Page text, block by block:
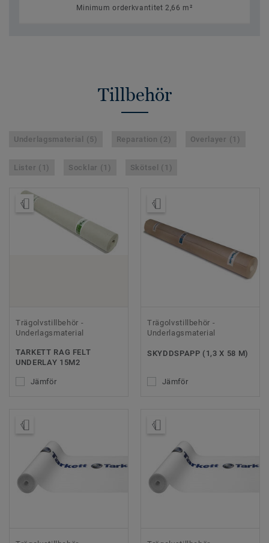
Minimum orderkvantitet 2,66 m²
Tillbehör
Underlagsmaterial (5) Reparation (2) Overlayer (1)
Lister (1) Socklar (1) Skötsel (1)
Beställ prov
Trägolvstillbehör -
Underlagsmaterial
TARKETT RAG FELT
UNDERLAY 15M2
Jämför
Trägolvstillbehör -
Underlagsmaterial
SKYDDSPAPP (1,3 X 58 M)
Jämför